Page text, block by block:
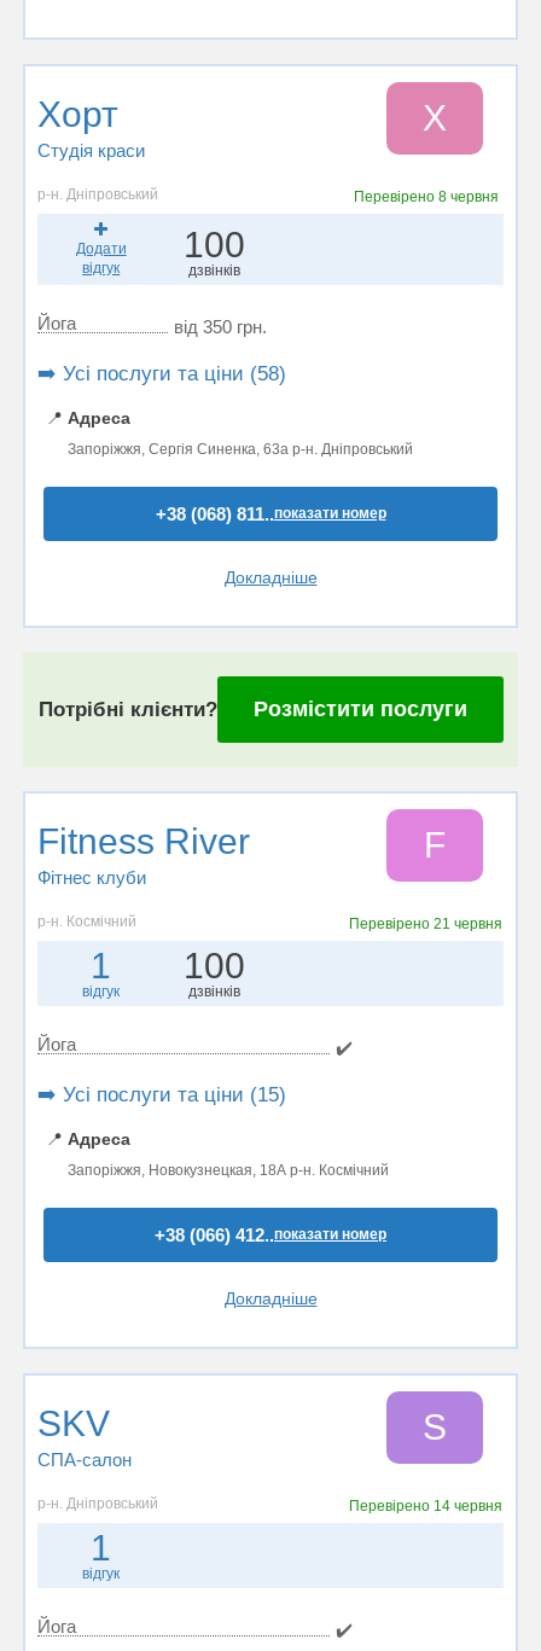
Хорт
Студія краси
Х
р-н. Дніпровський Перевірено 8 червня
Додати
відгук
100
дзвінків
Йога від 350 грн.
➡️ Усі послуги та ціни (58)
📍 Адреса
Запоріжжя, Сергія Синенка, 63a р-н. Дніпровський
+38 (068) 811..показати номер
Докладніше
Потрібні клієнти? Розмістити послуги
Fitness River
Фітнес клуби
F
р-н. Космічний Перевірено21 червня
1
відгук
100
дзвінків
Йога ✔️
➡️ Усі послуги та ціни (15)
📍 Адреса
Запоріжжя, Новокузнецкая, 18А р-н. Космічний
+38 (066) 412..показати номер
Докладніше
SKV
СПА-салон
S
р-н. Дніпровський Перевірено 14 червня
1
відгук
Йога ✔️